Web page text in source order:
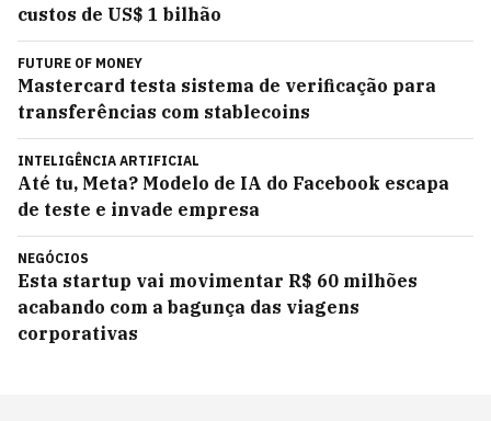
custos de US$ 1 bilhão
FUTURE OF MONEY
Mastercard testa sistema de verificação para
transferências com stablecoins
INTELIGÊNCIA ARTIFICIAL
Até tu, Meta? Modelo de IA do Facebook escapa
de teste e invade empresa
NEGÓCIOS
Esta startup vai movimentar R$ 60 milhões
acabando com a bagunça das viagens
corporativas